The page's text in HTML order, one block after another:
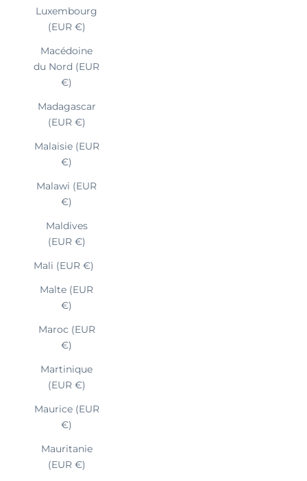
Luxembourg
(EUR €)
Macédoine
du Nord (EUR
€)
Madagascar
(EUR €)
Malaisie (EUR
€)
Malawi (EUR
€)
Maldives
(EUR €)
Mali (EUR €)
Malte (EUR
€)
Maroc (EUR
€)
Martinique
(EUR €)
Maurice (EUR
€)
Mauritanie
(EUR €)